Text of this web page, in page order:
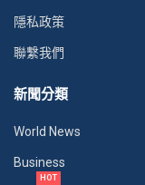
隱私政策
聯繫我們
新聞分類
World News
Business
HOT